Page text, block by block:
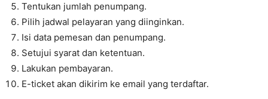
Tentukan jumlah penumpang.
Pilih jadwal pelayaran yang diinginkan.
Isi data pemesan dan penumpang.
Setujui syarat dan ketentuan.
Lakukan pembayaran.
E-ticket akan dikirim ke email yang terdaftar.